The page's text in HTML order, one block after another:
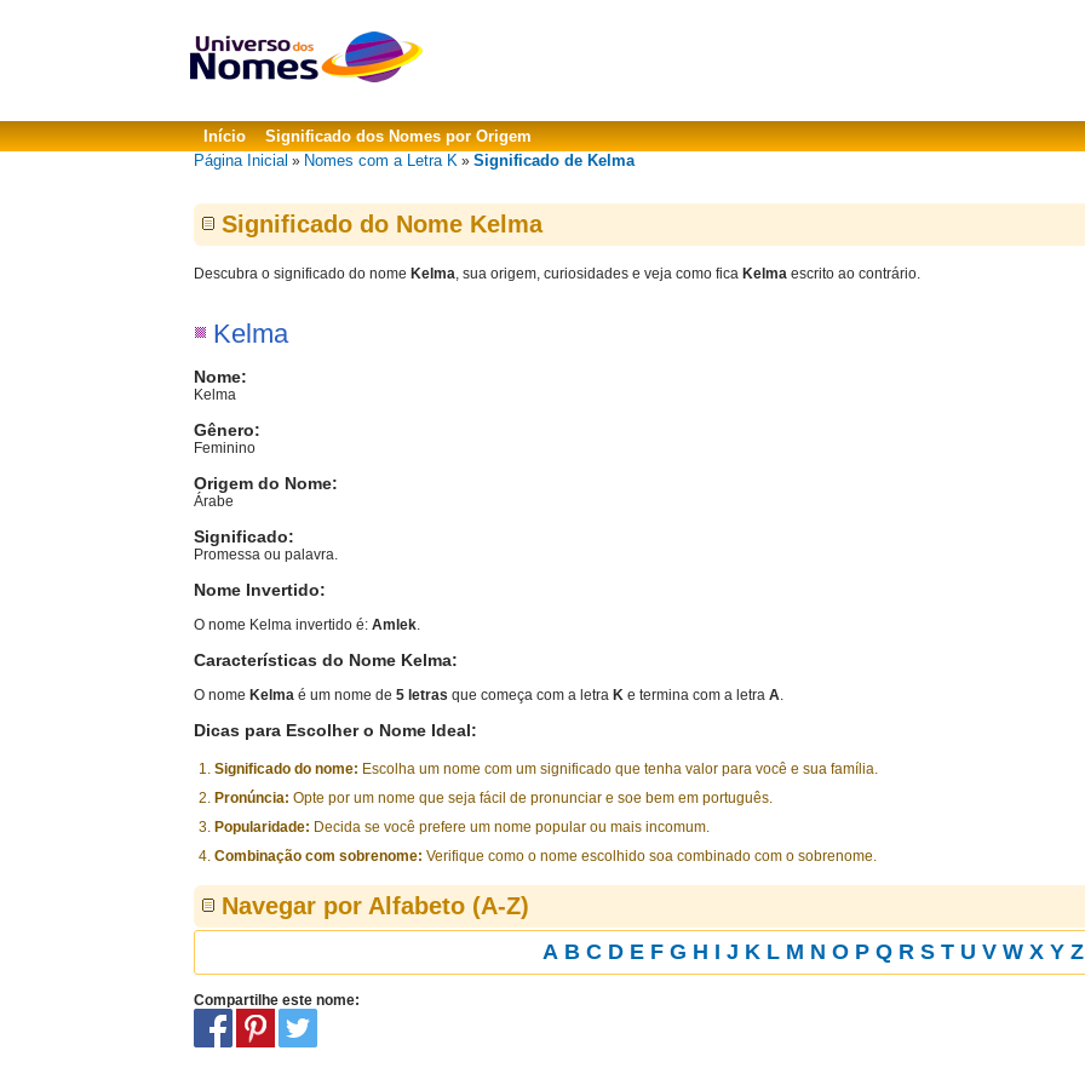
Início
Significado dos Nomes por Origem
Página Inicial » Nomes com a Letra K » Significado de Kelma
Significado do Nome Kelma
Descubra o significado do nome Kelma, sua origem, curiosidades e veja como fica Kelma escrito ao contrário.
Kelma
Nome:
Kelma
Gênero:
Feminino
Origem do Nome:
Árabe
Significado:
Promessa ou palavra.
Nome Invertido:
O nome Kelma invertido é: Amlek.
Características do Nome Kelma:
O nome Kelma é um nome de 5 letras que começa com a letra K e termina com a letra A.
Dicas para Escolher o Nome Ideal:
Significado do nome: Escolha um nome com um significado que tenha valor para você e sua família.
Pronúncia: Opte por um nome que seja fácil de pronunciar e soe bem em português.
Popularidade: Decida se você prefere um nome popular ou mais incomum.
Combinação com sobrenome: Verifique como o nome escolhido soa combinado com o sobrenome.
Navegar por Alfabeto (A-Z)
A B C D E F G H I J K L M N O P Q R S T U V W X Y Z
Compartilhe este nome: